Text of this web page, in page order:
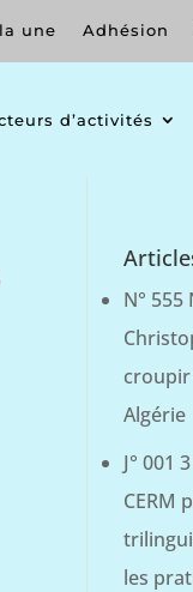
une Adhésion
d’activités
N° 555
croupir
Algérie
J° 001
CERM
les